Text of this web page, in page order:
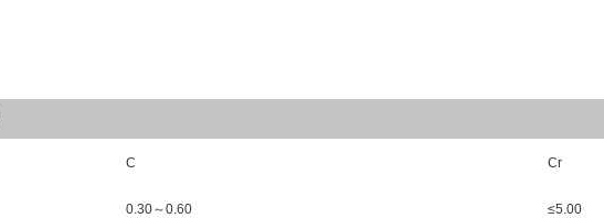
C Cr
0.30～0.60 ≤5.00